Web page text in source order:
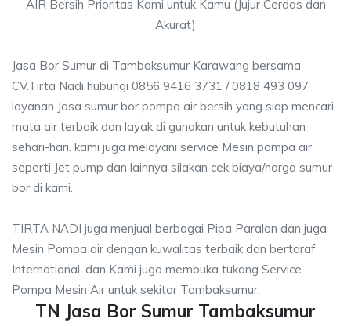
AIR Bersih Prioritas Kami untuk Kamu (Jujur Cerdas dan
Akurat)
Jasa Bor Sumur di Tambaksumur Karawang bersama
CV.Tirta Nadi hubungi 0856 9416 3731 / 0818 493 097
layanan Jasa sumur bor pompa air bersih yang siap mencari
mata air terbaik dan layak di gunakan untuk kebutuhan
sehari-hari. kami juga melayani service Mesin pompa air
seperti Jet pump dan lainnya silakan cek biaya/harga sumur
bor di kami.
TIRTA NADI juga menjual berbagai Pipa Paralon dan juga
Mesin Pompa air dengan kuwalitas terbaik dan bertaraf
International, dan Kami juga membuka tukang Service
Pompa Mesin Air untuk sekitar Tambaksumur.
TN Jasa Bor Sumur Tambaksumur